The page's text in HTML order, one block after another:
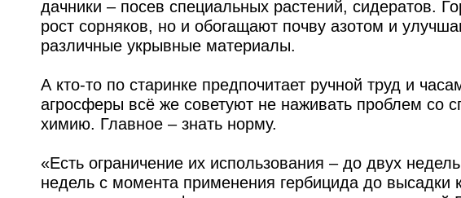
дачники – посев специальных растений, сидератов.
рост сорняков, но и обогащают почву азотом и
различные укрывные материалы.
А кто-то по старинке предпочитает ручной труд и
агросферы всё же советуют не наживать проблем со
химию. Главное – знать норму.
«Есть ограничение их использования – до двух
недель с момента применения гербицида до высадки